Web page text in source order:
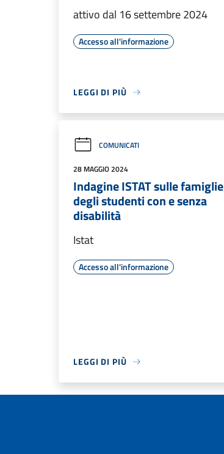
attivo dal 16 settembre 2024
Accesso all'informazione
LEGGI DI PIÙ
COMUNICATI
28 MAGGIO 2024
Indagine ISTAT sulle famiglie
degli studenti con e senza
disabilità
Istat
Accesso all'informazione
LEGGI DI PIÙ